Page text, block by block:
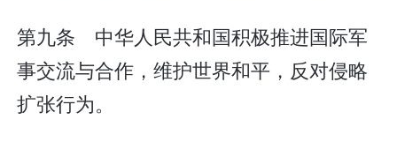
第九条 中华人民共和国积极推进国际军
事交流与合作，维护世界和平，反对侵略
扩张行为。